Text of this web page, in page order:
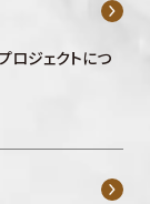
ロジェクトにつ